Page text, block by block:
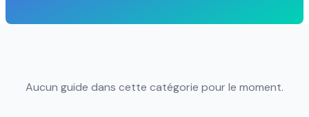
Aucun guide dans cette catégorie pour le moment.